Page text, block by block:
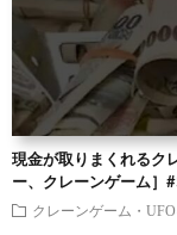
現金が取りまくれるク
ー、クレーンゲーム］
クレーンゲーム・